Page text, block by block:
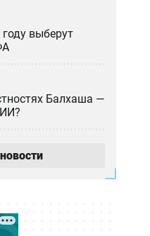
выберут
Балхаша —
к